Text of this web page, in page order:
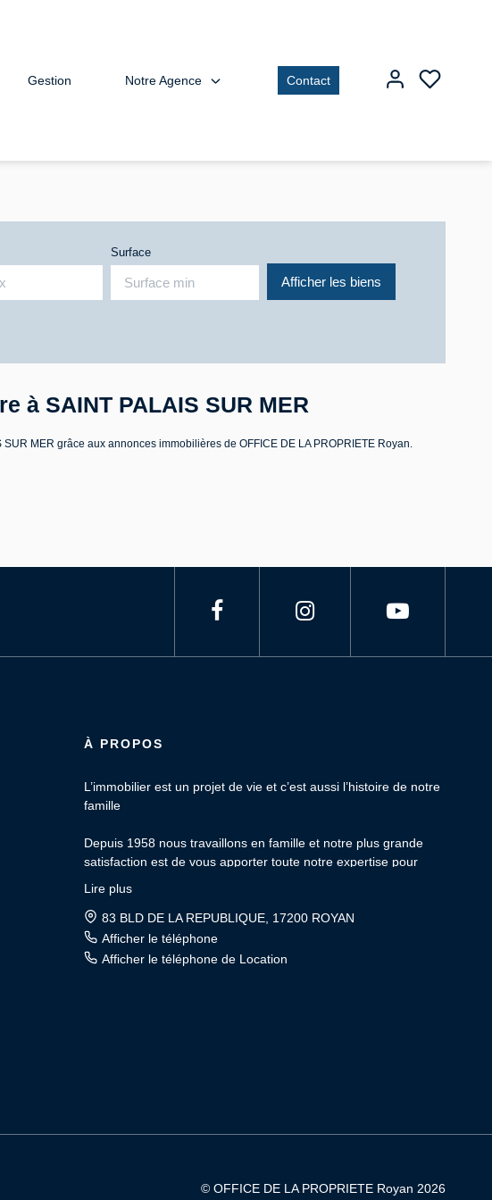
Gestion Notre Agence Contact
Surface
à SAINT PALAIS SUR MER
MER grâce aux annonces immobilières de OFFICE DE LA PROPRIETE Royan.
À PROPOS
L’immobilier est un projet de vie et c’est aussi l’histoire de notre
famille
Depuis 1958 nous travaillons en famille et notre plus grande
satisfaction est de vous apporter toute notre expertise pour
votre patrimoine.
OFFICE de la PROPRIÉTÉ : Votre agence indépendante et
familiale depuis 3 générations.
Lire plus
83 BLD DE LA REPUBLIQUE, 17200 ROYAN
Afficher le téléphone
Afficher le téléphone de Location
© OFFICE DE LA PROPRIETE Royan 2026